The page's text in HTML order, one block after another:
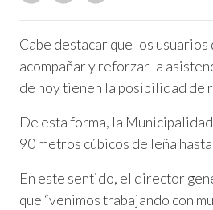
Cabe destacar que los usuarios
acompañar y reforzar la
de hoy tienen la posibilidad de
De esta forma, la
90 metros cúbicos de leña
En este sentido, el director
que “venimos trabajando con